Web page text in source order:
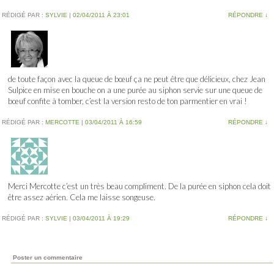
RÉDIGÉ PAR : SYLVIE | 02/04/2011 À 23:01 RÉPONDRE ↓
de toute façon avec la queue de bœuf ça ne peut être que délicieux, chez Jean
Sulpice en mise en bouche on a une purée au siphon servie sur une queue de
bœuf confite à tomber, c’est la version resto de ton parmentier en vrai !
RÉDIGÉ PAR : MERCOTTE | 03/04/2011 À 16:59 RÉPONDRE ↓
Merci Mercotte c’est un très beau compliment. De la purée en siphon cela doit
être assez aérien. Cela me laisse songeuse.
RÉDIGÉ PAR : SYLVIE | 03/04/2011 À 19:29 RÉPONDRE ↓
Poster un commentaire